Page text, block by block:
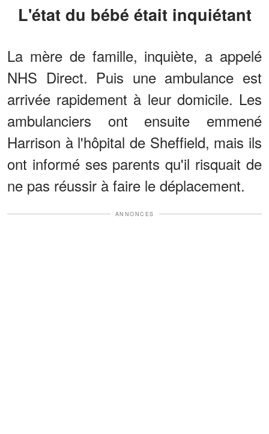
L'état du bébé était inquiétant
La mère de famille, inquiète, a appelé
NHS Direct. Puis une ambulance est
arrivée rapidement à leur domicile. Les
ambulanciers ont ensuite emmené
Harrison à l'hôpital de Sheffield, mais ils
ont informé ses parents qu'il risquait de
ne pas réussir à faire le déplacement.
ANNONCES